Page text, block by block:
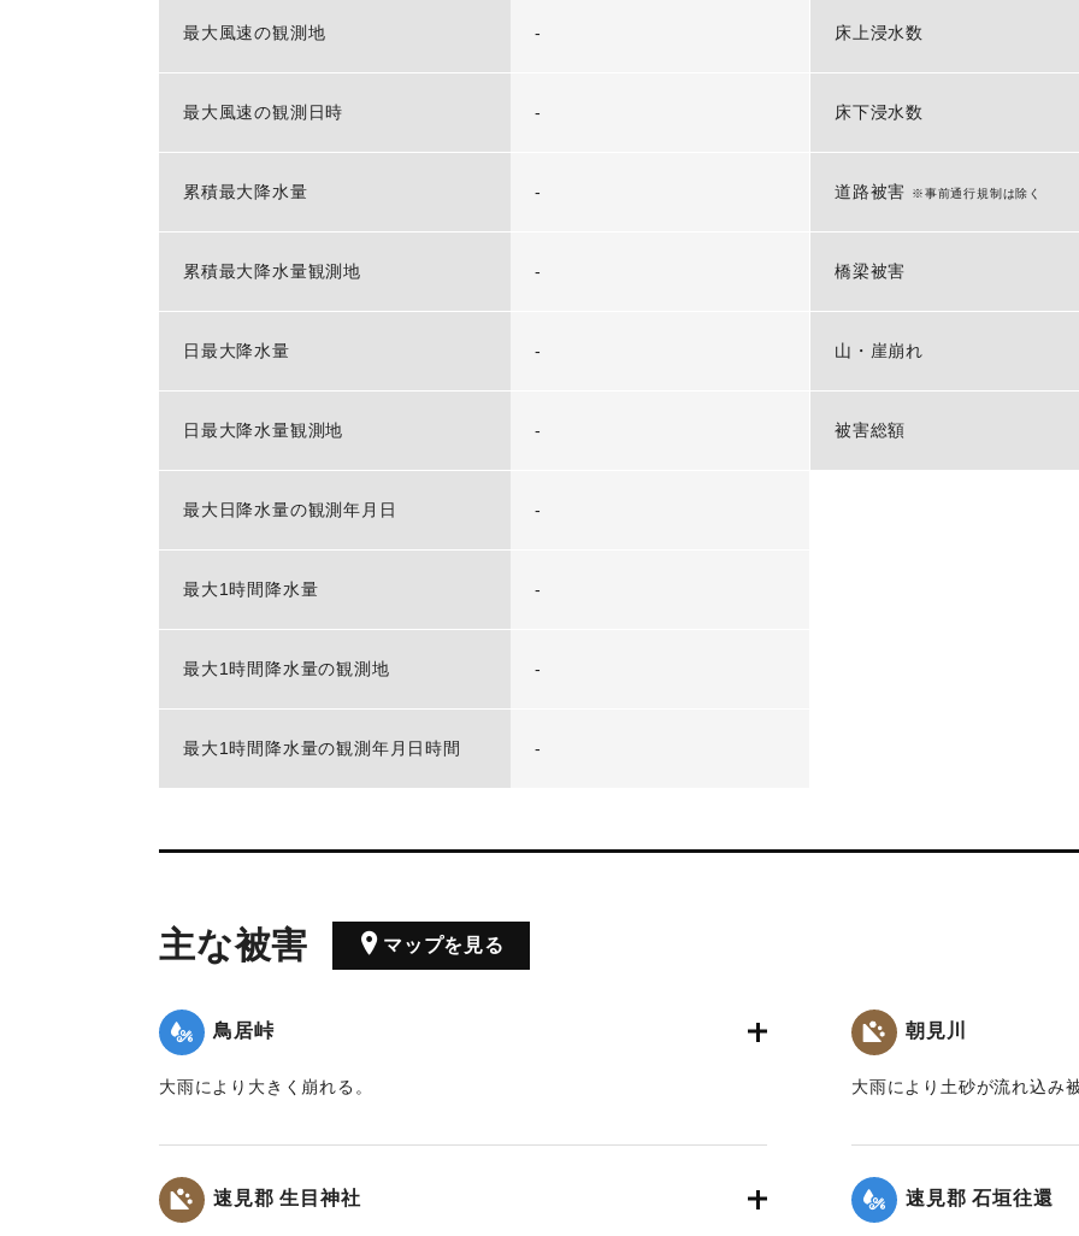
最大風速の観測地 -
最大風速の観測日時 -
累積最大降水量 -
累積最大降水量観測地 -
日最大降水量 -
日最大降水量観測地 -
最大日降水量の観測年月日 -
最大1時間降水量 -
最大1時間降水量の観測地 -
最大1時間降水量の観測年月日時間 -
床上浸水数
床下浸水数
道路被害 ※事前通行規制は除く
橋梁被害
山・崖崩れ
被害総額
主な被害 マップを見る
鳥居峠
大雨により大きく崩れる。
｜固有コード:00201014
朝見川
大雨により土砂が流れ込み
｜固有コード:00201015
速見郡 生目神社 速見郡 石垣往還